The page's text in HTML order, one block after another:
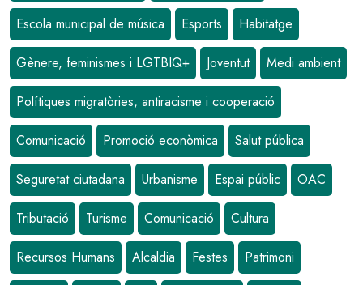
Escola municipal de música Esports Habitatge
Gènere, feminismes i LGTBIQ+ Joventut Medi ambient
Polítiques migratòries, antiracisme i cooperació
Comunicació Promoció econòmica Salut pública
Seguretat ciutadana Urbanisme Espai públic OAC
Tributació Turisme Comunicació Cultura
Recursos Humans Alcaldia Festes Patrimoni